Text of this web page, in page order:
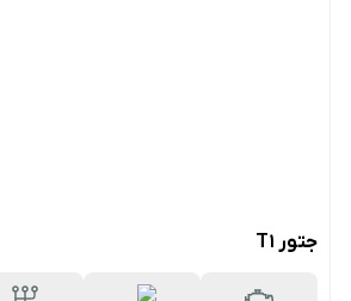
جتور T1